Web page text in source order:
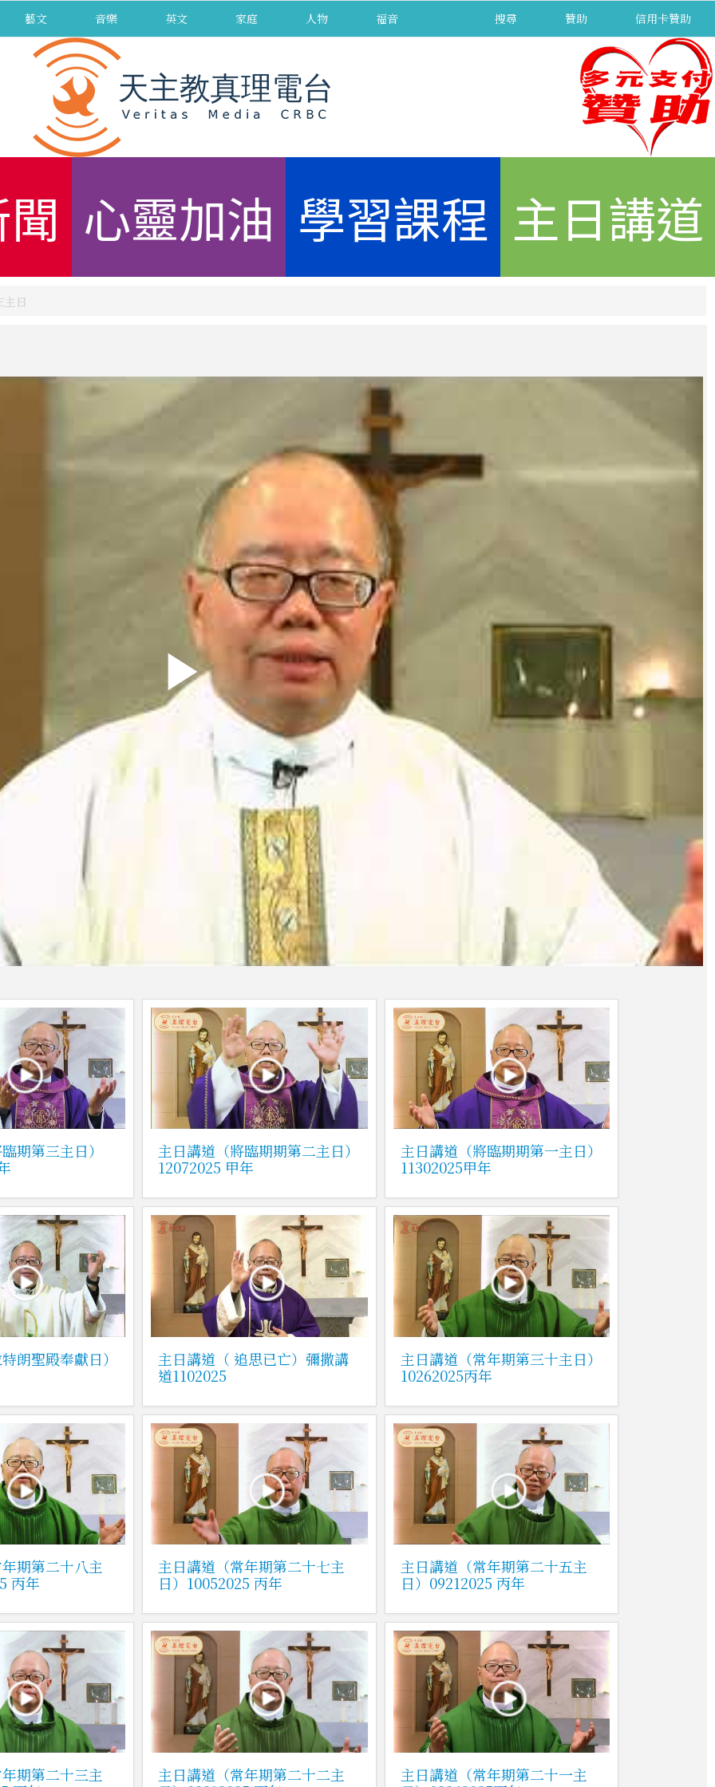
藝文 音樂 英文 家庭 人物 福音 搜尋 贊助 信用卡贊助
心靈加油 學習課程 主日講道
日
期第三主日）
主日講道（將臨期期第二主日）
12072025 甲年
主日講道（將臨期期第一主日）
11302025甲年
朗聖殿奉獻日）
主日講道（ 追思已亡）彌撒講
道1102025
主日講道（常年期第三十主日）
10262025丙年
期第二十八主
丙年
主日講道（常年期第二十七主
日）10052025 丙年
主日講道（常年期第二十五主
日）09212025 丙年
期第二十三主
主日講道（常年期第二十二主
主日講道（常年期第二十一主